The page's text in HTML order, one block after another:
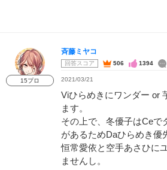
15プロ
斉藤ミヤコ
回答スコア 506 1394
2021/03/21
Viひらめきにワンダー or
ます。
その上で、冬優子はCeで
があるためDaひらめき優
恒常愛依と空手あさひに
ませんし。